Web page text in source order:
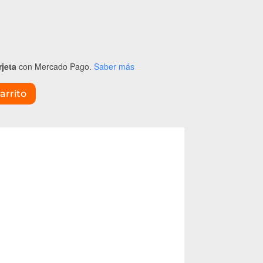
con Mercado Pago. Saber más